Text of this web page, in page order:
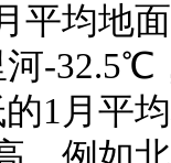
平均地
-32.5℃
1月平